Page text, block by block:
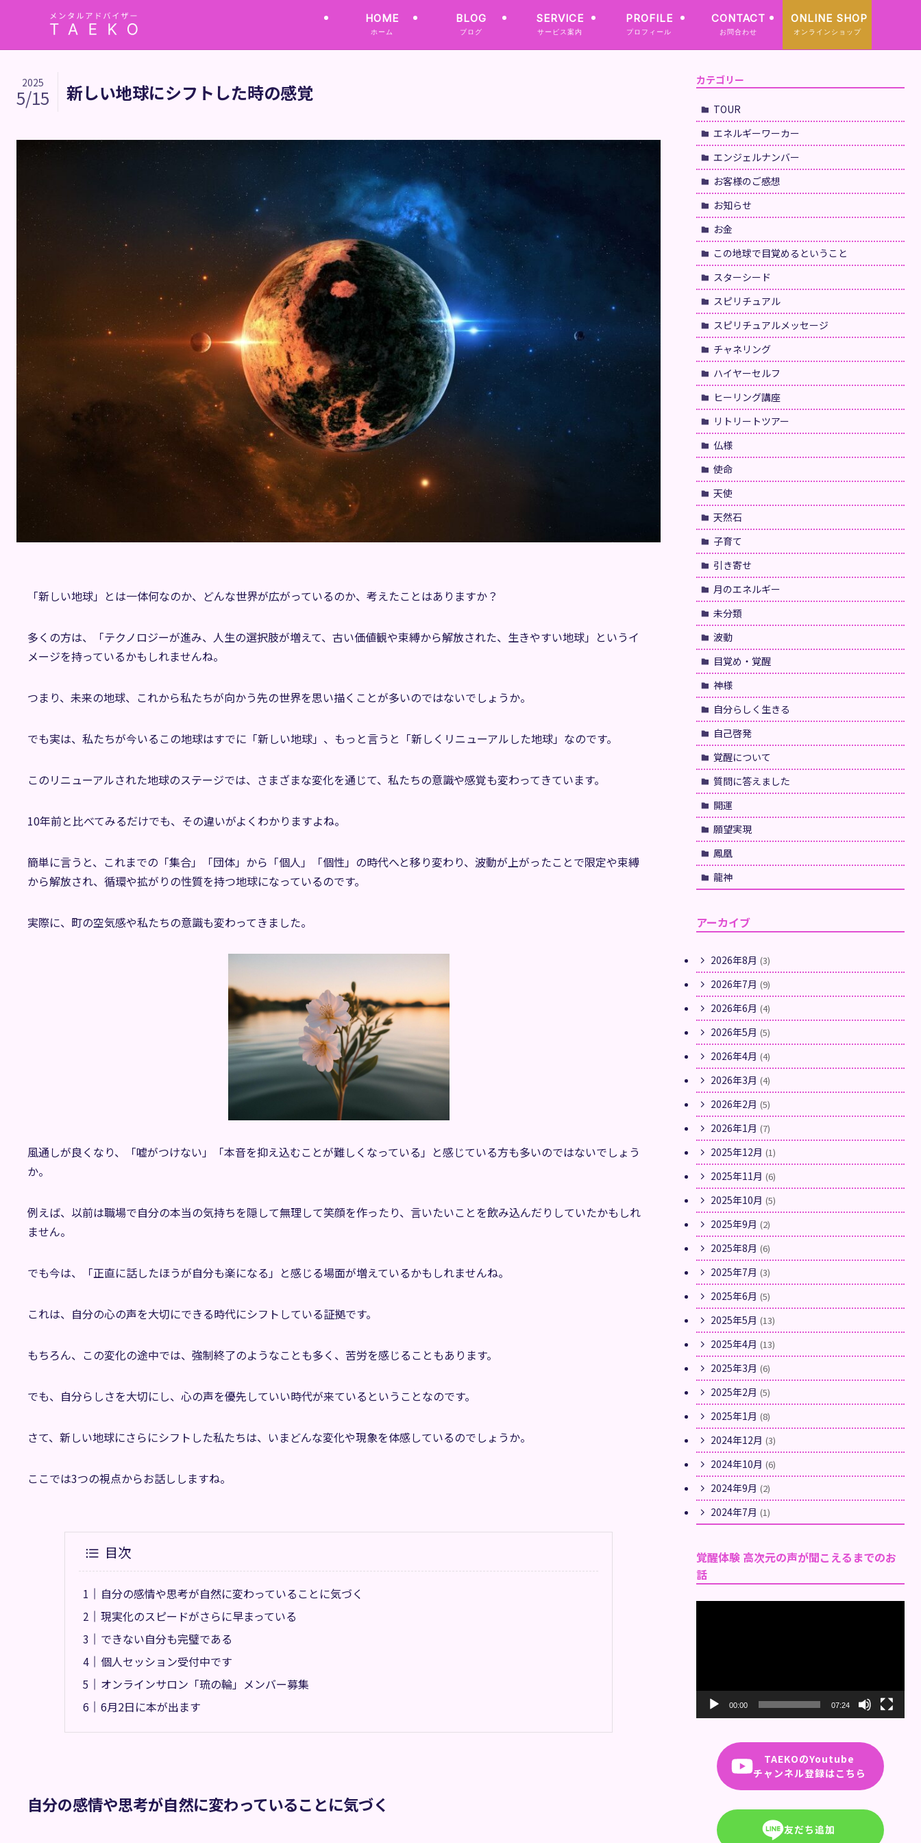
HOME
ホーム
BLOG
ブログ
SERVICE
サービス案内
PROFILE
プロフィール
CONTACT
お問合わせ
ONLINE SHOP
オンラインショップ
新しい地球にシフトした時の感覚
2025
5/15
「新しい地球」とは一体何なのか、どんな世界が広がっているのか、考えたことはありますか？
多くの方は、「テクノロジーが進み、人生の選択肢が増えて、古い価値観や束縛から解放された、生きやすい地球」というイ
メージを持っているかもしれませんね。
つまり、未来の地球、これから私たちが向かう先の世界を思い描くことが多いのではないでしょうか。
でも実は、私たちが今いるこの地球はすでに「新しい地球」、もっと言うと「新しくリニューアルした地球」なのです。
このリニューアルされた地球のステージでは、さまざまな変化を通じて、私たちの意識や感覚も変わってきています。
10年前と比べてみるだけでも、その違いがよくわかりますよね。
簡単に言うと、これまでの「集合」「団体」から「個人」「個性」の時代へと移り変わり、波動が上がったことで限定や束縛
から解放され、循環や拡がりの性質を持つ地球になっているのです。
実際に、町の空気感や私たちの意識も変わってきました。
風通しが良くなり、「嘘がつけない」「本音を抑え込むことが難しくなっている」と感じている方も多いのではないでしょう
か。
例えば、以前は職場で自分の本当の気持ちを隠して無理して笑顔を作ったり、言いたいことを飲み込んだりしていたかもしれ
ません。
でも今は、「正直に話したほうが自分も楽になる」と感じる場面が増えているかもしれませんね。
これは、自分の心の声を大切にできる時代にシフトしている証拠です。
もちろん、この変化の途中では、強制終了のようなことも多く、苦労を感じることもあります。
でも、自分らしさを大切にし、心の声を優先していい時代が来ているということなのです。
さて、新しい地球にさらにシフトした私たちは、いまどんな変化や現象を体感しているのでしょうか。
ここでは3つの視点からお話ししますね。
目次
自分の感情や思考が自然に変わっていることに気づく
現実化のスピードがさらに早まっている
できない自分も完璧である
個人セッション受付中です
オンラインサロン「琉の輪」メンバー募集
6月2日に本が出ます
自分の感情や思考が自然に変わっていることに気づく
カテゴリー
TOUR
エネルギーワーカー
エンジェルナンバー
お客様のご感想
お知らせ
お金
この地球で目覚めるということ
スターシード
スピリチュアル
スピリチュアルメッセージ
チャネリング
ハイヤーセルフ
ヒーリング講座
リトリートツアー
仏様
使命
天使
天然石
子育て
引き寄せ
月のエネルギー
未分類
波動
目覚め・覚醒
神様
自分らしく生きる
自己啓発
覚醒について
質問に答えました
開運
願望実現
鳳凰
龍神
アーカイブ
2026年8月 (3)
2026年7月 (9)
2026年6月 (4)
2026年5月 (5)
2026年4月 (4)
2026年3月 (4)
2026年2月 (5)
2026年1月 (7)
2025年12月 (1)
2025年11月 (6)
2025年10月 (5)
2025年9月 (2)
2025年8月 (6)
2025年7月 (3)
2025年6月 (5)
2025年5月 (13)
2025年4月 (13)
2025年3月 (6)
2025年2月 (5)
2025年1月 (8)
2024年12月 (3)
2024年10月 (6)
2024年9月 (2)
2024年7月 (1)
覚醒体験 高次元の声が聞こえるまでのお
話
00:00 07:24
TAEKOのYoutube
チャンネル登録はこちら
友だち追加